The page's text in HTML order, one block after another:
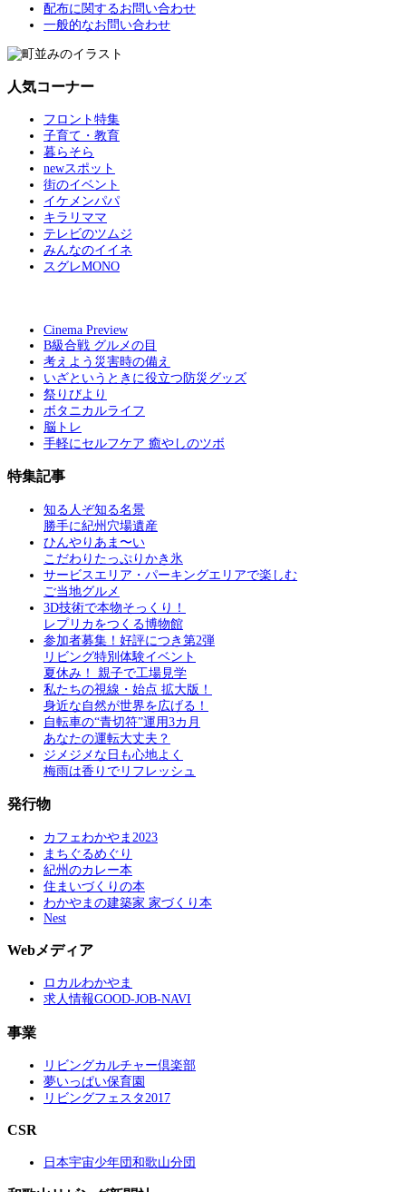
配布に関するお問い合わせ
一般的なお問い合わせ
人気コーナー
フロント特集
子育て・教育
暮らそら
newスポット
街のイベント
イケメンパパ
キラリママ
テレビのツムジ
みんなのイイネ
スグレMONO
Cinema Preview
B級合戦 グルメの目
考えよう災害時の備え
いざというときに役立つ防災グッズ
祭りびより
ボタニカルライフ
脳トレ
手軽にセルフケア 癒やしのツボ
特集記事
知る人ぞ知る名景
勝手に紀州穴場遺産
ひんやりあま〜い
こだわりたっぷりかき氷
サービスエリア・パーキングエリアで楽しむ
ご当地グルメ
3D技術で本物そっくり！
レプリカをつくる博物館
参加者募集！好評につき第2弾
リビング特別体験イベント
夏休み！ 親子で工場見学
私たちの視線・始点 拡大版！
身近な自然が世界を広げる！
自転車の“青切符”運用3カ月
あなたの運転大丈夫？
ジメジメな日も心地よく
梅雨は香りでリフレッシュ
発行物
カフェわかやま2023
まちぐるめぐり
紀州のカレー本
住まいづくりの本
わかやまの建築家 家づくり本
Nest
Webメディア
ロカルわかやま
求人情報GOOD-JOB-NAVI
事業
リビングカルチャー倶楽部
夢いっぱい保育園
リビングフェスタ2017
CSR
日本宇宙少年団和歌山分団